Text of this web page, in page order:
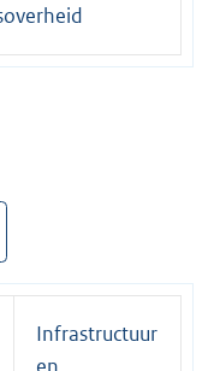
Infrastructuur
en